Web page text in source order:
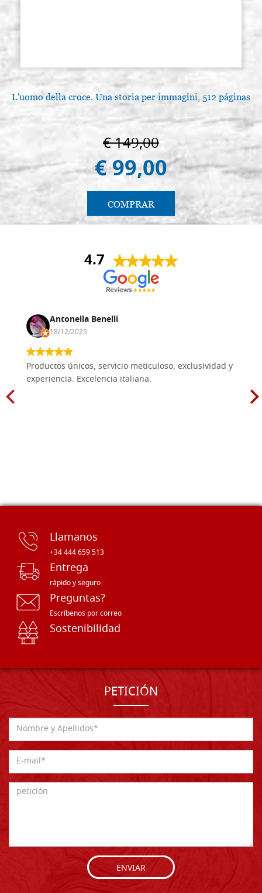
L'uomo della croce. Una storia per immagini, 512 páginas
€ 149,00
€ 99,00
COMPRAR
4.7
Antonella Benelli
18/12/2025
Productos únicos, servicio meticuloso, exclusividad y
experiencia. Excelencia italiana.
Llamanos
+34 444 659 513
Entrega
rápido y seguro
Preguntas?
Escríbenos por correo
Sostenibilidad
PETICIÓN
ENVIAR